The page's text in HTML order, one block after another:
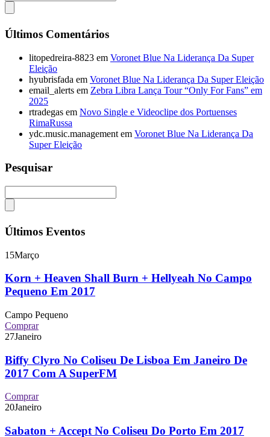
Últimos Comentários
litopedreira-8823 em Voronet Blue Na Liderança Da Super
Eleição
hyubrisfada em Voronet Blue Na Liderança Da Super Eleição
email_alerts em Zebra Libra Lança Tour “Only For Fans” em
2025
rtradegas em Novo Single e Videoclipe dos Portuenses
RimaRussa
ydc.music.management em Voronet Blue Na Liderança Da
Super Eleição
Pesquisar
Últimos Eventos
15Março
Korn + Heaven Shall Burn + Hellyeah No Campo
Pequeno Em 2017
Campo Pequeno
Comprar
27Janeiro
Biffy Clyro No Coliseu De Lisboa Em Janeiro De
2017 Com A SuperFM
Comprar
20Janeiro
Sabaton + Accept No Coliseu Do Porto Em 2017